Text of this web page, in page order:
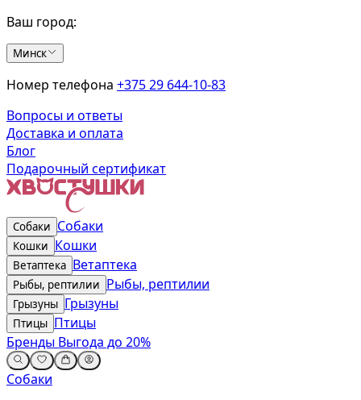
Ваш город:
Минск
Номер телефона +375 29 644-10-83
Вопросы и ответы
Доставка и оплата
Блог
Подарочный сертификат
Собаки Собаки
Кошки Кошки
Ветаптека Ветаптека
Рыбы, рептилии Рыбы, рептилии
Грызуны Грызуны
Птицы Птицы
Бренды Выгода до 20%
Собаки